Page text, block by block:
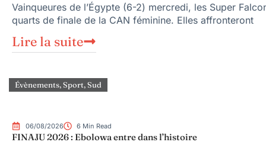
Vainqueures de l’Égypte (6-2) mercredi, les Super
quarts de finale de la CAN féminine. Elles affronteront
Lire la suite
Évènements,Sport,Sud
06/08/2026 6 Min Read
FINAJU 2026 : Ebolowa entre dans l’histoire